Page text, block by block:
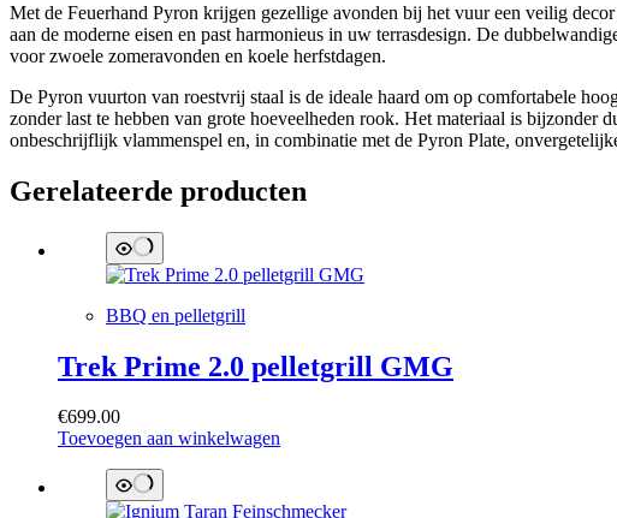
Met de Feuerhand Pyron krijgen gezellige avonden bij het vuur een veilig
aan de moderne eisen en past harmonieus in uw terrasdesign. De
voor zwoele zomeravonden en koele herfstdagen.
De Pyron vuurton van roestvrij staal is de ideale haard om op comfortabele
zonder last te hebben van grote hoeveelheden rook. Het materiaal is
onbeschrijflijk vlammenspel en, in combinatie met de Pyron Plate,
Gerelateerde producten
BBQ en pelletgrill
Trek Prime 2.0 pelletgrill GMG
€699.00
Toevoegen aan winkelwagen